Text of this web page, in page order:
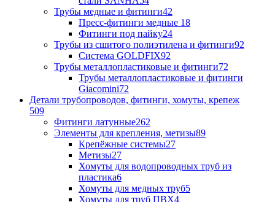
Трубы медные и фитинги42
Пресс-фитинги медные 18
Фитинги под пайку24
Трубы из сшитого полиэтилена и фитинги92
Система GOLDFIX92
Трубы металлопластиковые и фитинги72
Трубы металлопластиковые и фитинги
Giacomini72
Детали трубопроводов, фитинги, хомуты, крепеж
509
Фитинги латунные262
Элементы для крепления, метизы89
Крепёжные системы27
Метизы27
Хомуты для водопроводных труб из
пластика6
Хомуты для медных труб5
Хомуты для труб ПВХ4